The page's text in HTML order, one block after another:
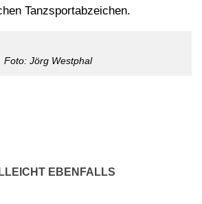
Tanzsportabzeichen.
Foto: Jörg Westphal
EBENFALLS